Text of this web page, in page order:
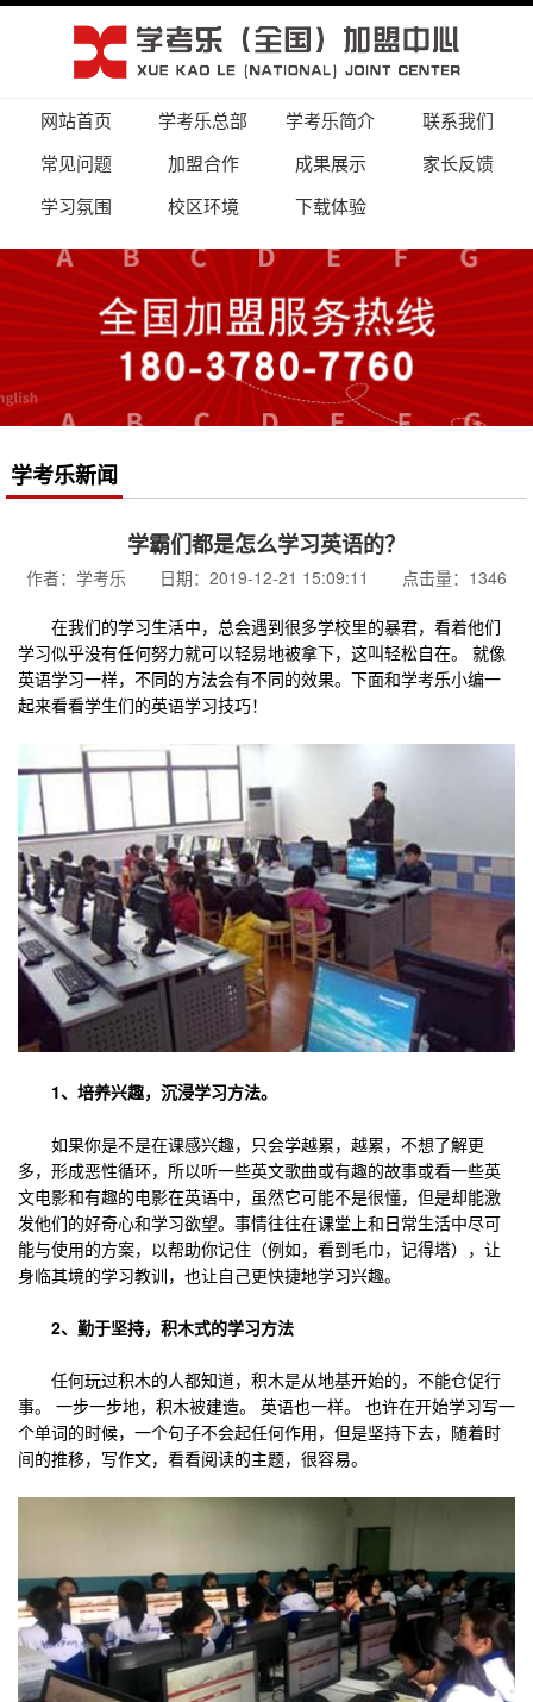
网站首页 学考乐总部 学考乐简介
联系我们
常见问题
加盟合作 成果展示
家长反馈
学习氛围
校区环境 下载体验
学考乐新闻
学霸们都是怎么学习英语的？
作者：学考乐 日期：2019-12-21 15:09:11 点击量：1346
在我们的学习生活中，总会遇到很多学校里的暴君，看着他们
学习似乎没有任何努力就可以轻易地被拿下，这叫轻松自在。 就像
英语学习一样，不同的方法会有不同的效果。下面和学考乐小编一
起来看看学生们的英语学习技巧！
1、培养兴趣，沉浸学习方法。
如果你是不是在课感兴趣，只会学越累，越累，不想了解更
多，形成恶性循环，所以听一些英文歌曲或有趣的故事或看一些英
文电影和有趣的电影在英语中，虽然它可能不是很懂，但是却能激
发他们的好奇心和学习欲望。事情往往在课堂上和日常生活中尽可
能与使用的方案，以帮助你记住（例如，看到毛巾，记得塔），让
身临其境的学习教训，也让自己更快捷地学习兴趣。
2、勤于坚持，积木式的学习方法
任何玩过积木的人都知道，积木是从地基开始的，不能仓促行
事。 一步一步地，积木被建造。 英语也一样。 也许在开始学习写一
个单词的时候，一个句子不会起任何作用，但是坚持下去，随着时
间的推移，写作文，看看阅读的主题，很容易。